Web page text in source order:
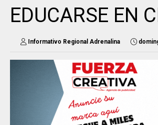
EDUCARSE EN
Informativo Regional Adrenalina